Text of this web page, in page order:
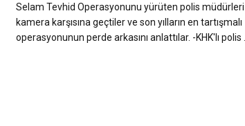
Selam Tevhid Operasyonunu yürüten polis müdürleri
kamera karşısına geçtiler ve son yılların en tartışmalı
operasyonunun perde arkasını anlattılar. -KHK'lı polis ...